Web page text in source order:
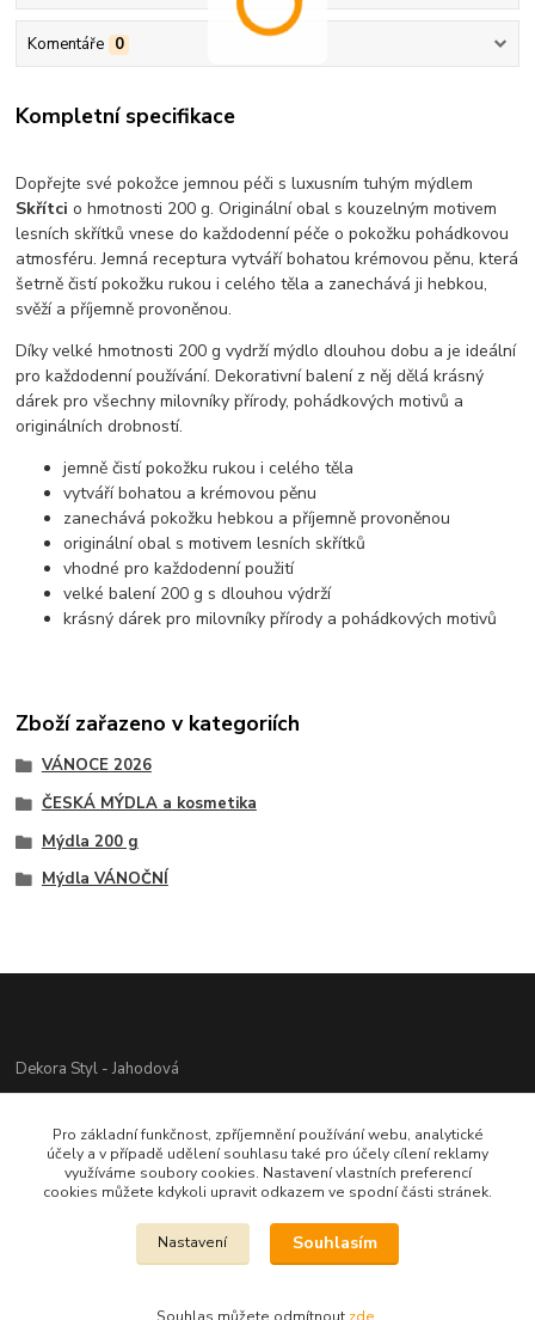
Komentáře 0
Kompletní specifikace
Dopřejte své pokožce jemnou péči s luxusním tuhým mýdlem
Skřítci o hmotnosti 200 g. Originální obal s kouzelným motivem
lesních skřítků vnese do každodenní péče o pokožku pohádkovou
atmosféru. Jemná receptura vytváří bohatou krémovou pěnu, která
šetrně čistí pokožku rukou i celého těla a zanechává ji hebkou,
svěží a příjemně provoněnou.
Díky velké hmotnosti 200 g vydrží mýdlo dlouhou dobu a je ideální
pro každodenní používání. Dekorativní balení z něj dělá krásný
dárek pro všechny milovníky přírody, pohádkových motivů a
originálních drobností.
jemně čistí pokožku rukou i celého těla
vytváří bohatou a krémovou pěnu
zanechává pokožku hebkou a příjemně provoněnou
originální obal s motivem lesních skřítků
vhodné pro každodenní použití
velké balení 200 g s dlouhou výdrží
krásný dárek pro milovníky přírody a pohádkových motivů
Zboží zařazeno v kategoriích
VÁNOCE 2026
ČESKÁ MÝDLA a kosmetika
Mýdla 200 g
Mýdla VÁNOČNÍ
Dekora Styl - Jahodová
721312944
info@zbozi-darky.cz
Pro základní funkčnost, zpříjemnění používání webu, analytické
účely a v případě udělení souhlasu také pro účely cílení reklamy
využíváme soubory cookies. Nastavení vlastních preferencí
cookies můžete kdykoli upravit odkazem ve spodní části stránek.
Nastavení Souhlasím